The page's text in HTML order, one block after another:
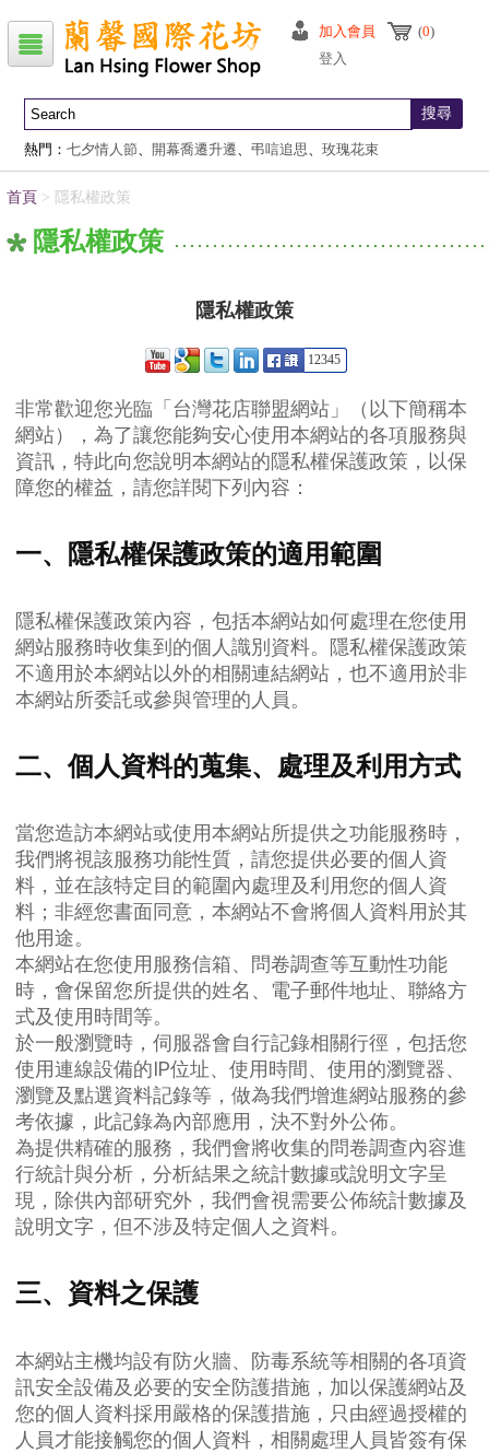
加入會員
登入
(0)
搜尋
熱門：七夕情人節、 開幕喬遷升遷、弔唁追思、玫瑰花束
首頁 > 隱私權政策
隱私權政策
隱私權政策
12345
非常歡迎您光臨「台灣花店聯盟網站」（以下簡稱本
網站），為了讓您能夠安心使用本網站的各項服務與
資訊，特此向您說明本網站的隱私權保護政策，以保
障您的權益，請您詳閱下列內容：
一、隱私權保護政策的適用範圍
隱私權保護政策內容，包括本網站如何處理在您使用
網站服務時收集到的個人識別資料。隱私權保護政策
不適用於本網站以外的相關連結網站，也不適用於非
本網站所委託或參與管理的人員。
二、個人資料的蒐集、處理及利用方式
當您造訪本網站或使用本網站所提供之功能服務時，
我們將視該服務功能性質，請您提供必要的個人資
料，並在該特定目的範圍內處理及利用您的個人資
料；非經您書面同意，本網站不會將個人資料用於其
他用途。
本網站在您使用服務信箱、問卷調查等互動性功能
時，會保留您所提供的姓名、電子郵件地址、聯絡方
式及使用時間等。
於一般瀏覽時，伺服器會自行記錄相關行徑，包括您
使用連線設備的IP位址、使用時間、使用的瀏覽器、
瀏覽及點選資料記錄等，做為我們增進網站服務的參
考依據，此記錄為內部應用，決不對外公佈。
為提供精確的服務，我們會將收集的問卷調查內容進
行統計與分析，分析結果之統計數據或說明文字呈
現，除供內部研究外，我們會視需要公佈統計數據及
說明文字，但不涉及特定個人之資料。
三、資料之保護
本網站主機均設有防火牆、防毒系統等相關的各項資
訊安全設備及必要的安全防護措施，加以保護網站及
您的個人資料採用嚴格的保護措施，只由經過授權的
人員才能接觸您的個人資料，相關處理人員皆簽有保